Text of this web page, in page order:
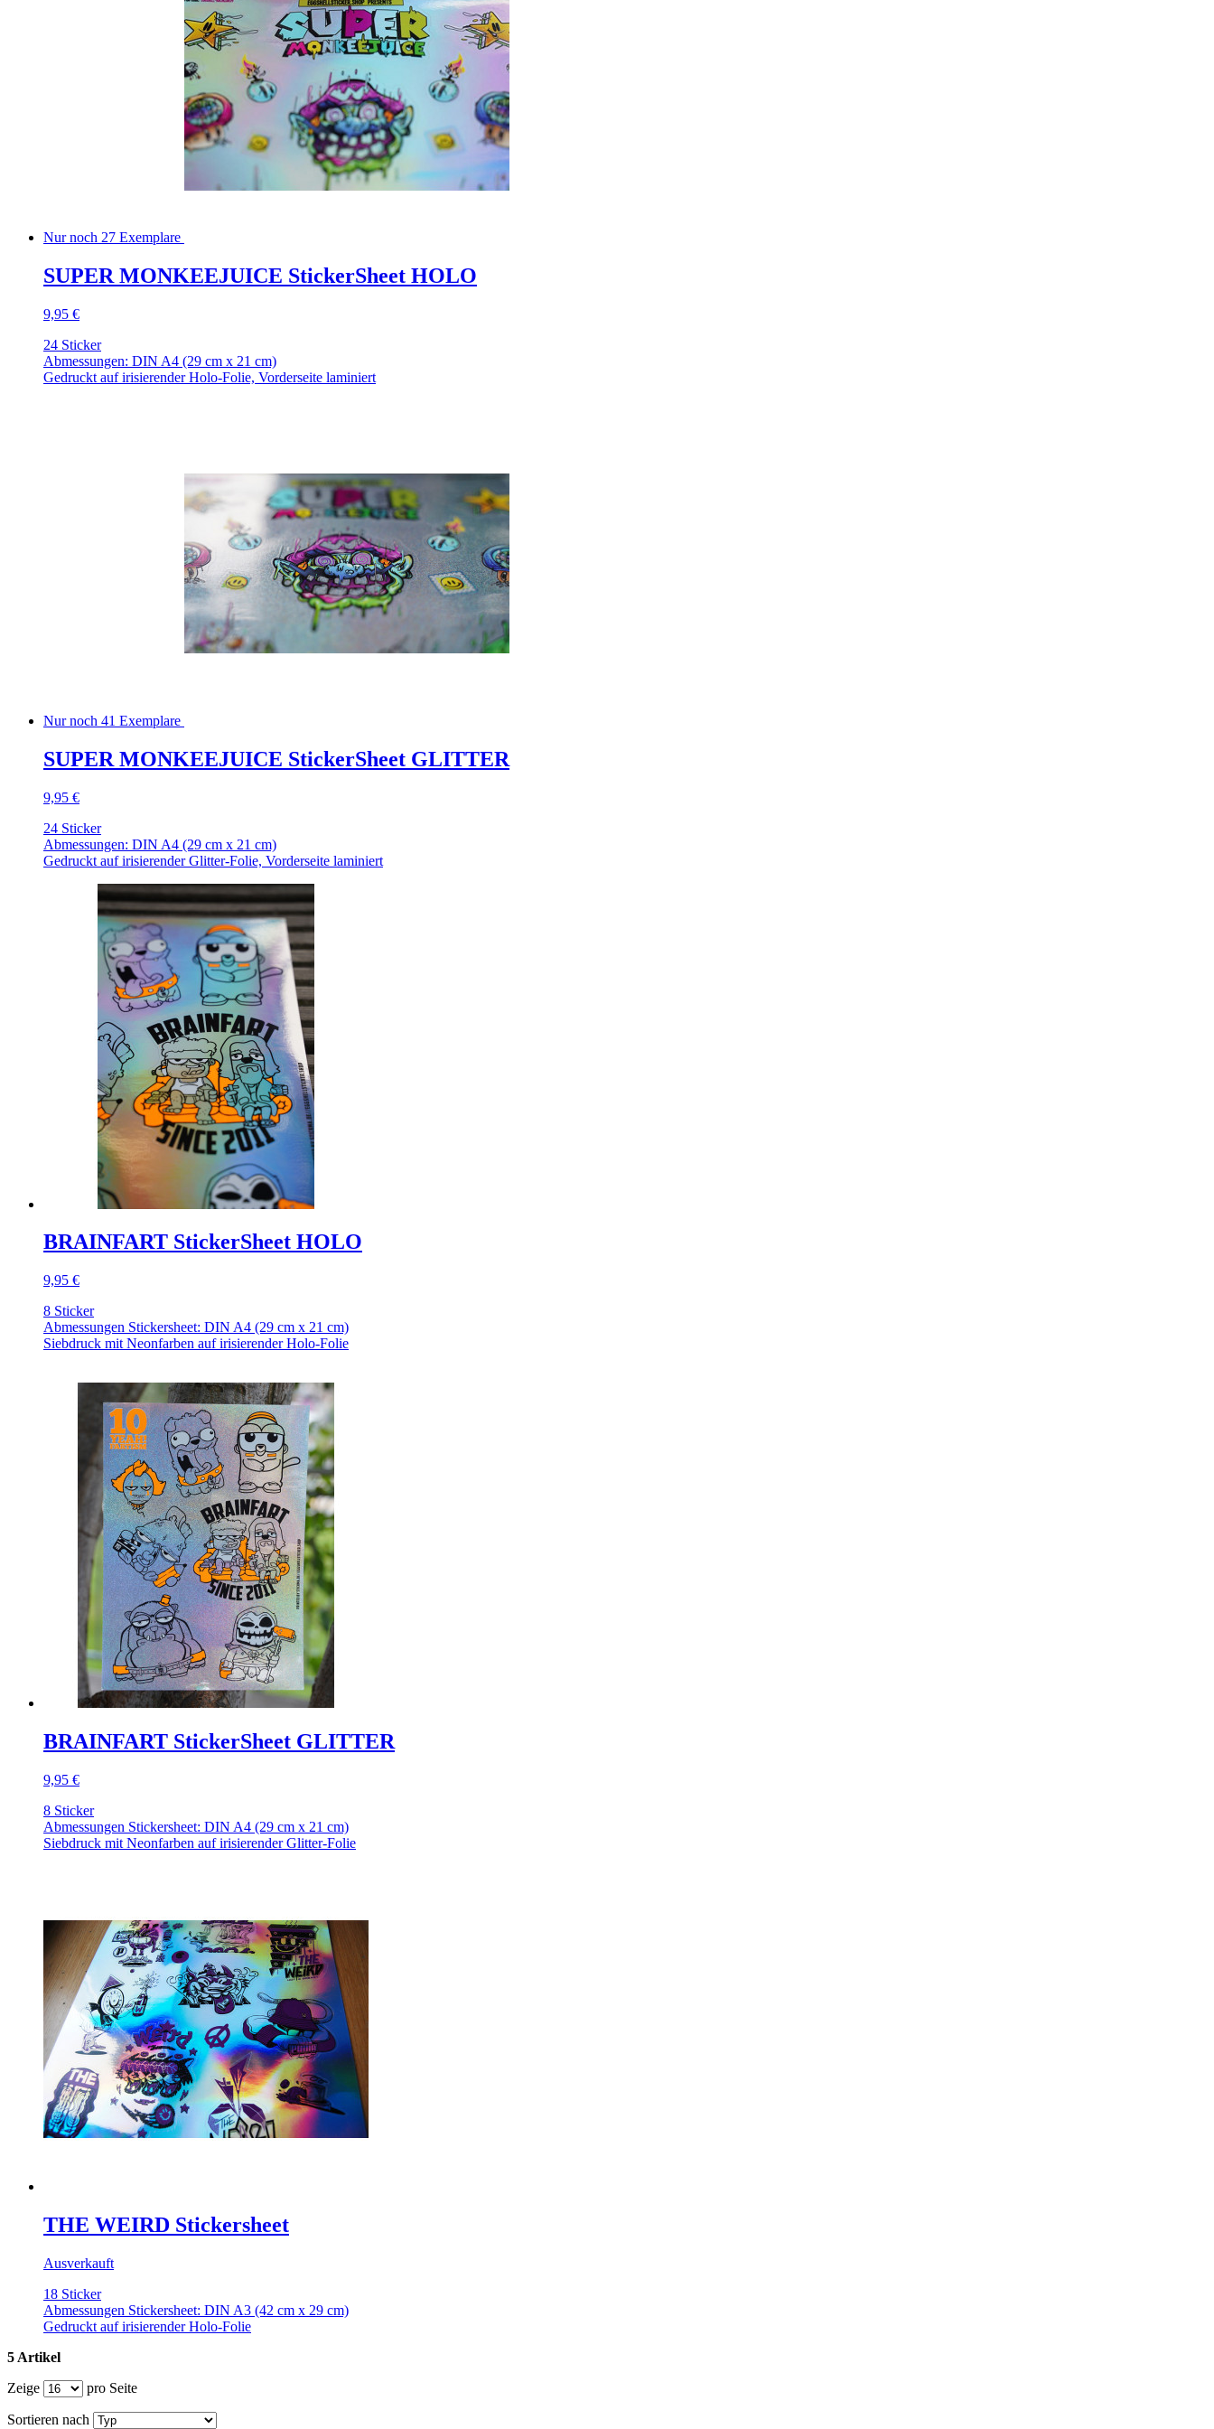
Nur noch 27 Exemplare
SUPER MONKEEJUICE StickerSheet HOLO
9,95 €
24 Sticker
Abmessungen: DIN A4 (29 cm x 21 cm)
Gedruckt auf irisierender Holo-Folie, Vorderseite laminiert
Nur noch 41 Exemplare
SUPER MONKEEJUICE StickerSheet GLITTER
9,95 €
24 Sticker
Abmessungen: DIN A4 (29 cm x 21 cm)
Gedruckt auf irisierender Glitter-Folie, Vorderseite laminiert
BRAINFART StickerSheet HOLO
9,95 €
8 Sticker
Abmessungen Stickersheet: DIN A4 (29 cm x 21 cm)
Siebdruck mit Neonfarben auf irisierender Holo-Folie
BRAINFART StickerSheet GLITTER
9,95 €
8 Sticker
Abmessungen Stickersheet: DIN A4 (29 cm x 21 cm)
Siebdruck mit Neonfarben auf irisierender Glitter-Folie
THE WEIRD Stickersheet
Ausverkauft
18 Sticker
Abmessungen Stickersheet: DIN A3 (42 cm x 29 cm)
Gedruckt auf irisierender Holo-Folie
5 Artikel
Zeige
pro Seite
Sortieren nach